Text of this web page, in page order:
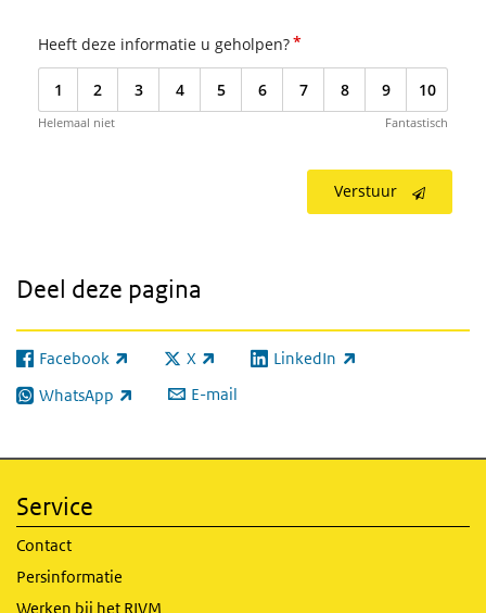
Heeft deze informatie u geholpen?*
1 2 3 4 5 6 7 8 9 10
Helemaal niet Fantastisch
Verstuur
Deel deze pagina
Facebook
(externe link) X
(externe link) LinkedIn
(externe link)
WhatsApp
(externe link) E-mail
Service
Contact
Persinformatie
Werken bij het RIVM